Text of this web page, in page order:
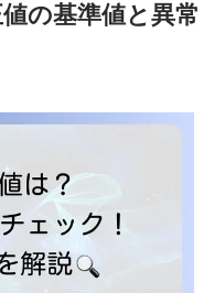
の基準値と異常